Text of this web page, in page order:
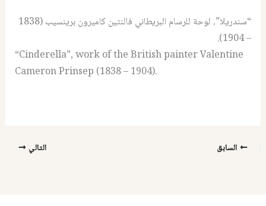
“سندريلا”، لوحة للرسام البريطاني فالنتين كاميرون برينسيب (1838
– 1904).
“Cinderella”, work of the British painter Valentine
Cameron Prinsep (1838 – 1904).
السابق التالي